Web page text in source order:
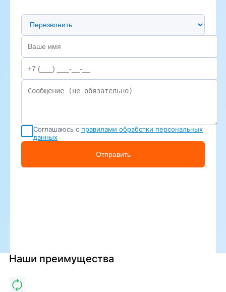
Предпочтительный способ связи
Соглашаюсь с правилами обработки персональных
данных
Отправить
Наши преимущества